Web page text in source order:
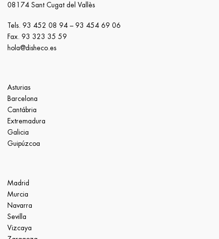
08174 Sant Cugat del Vallès
Tels. 93 452 08 94 – 93 454 69 06
Fax. 93 323 35 59
hola@disheco.es
Asturias
Barcelona
Cantábria
Extremadura
Galicia
Guipúzcoa
Madrid
Murcia
Navarra
Sevilla
Vizcaya